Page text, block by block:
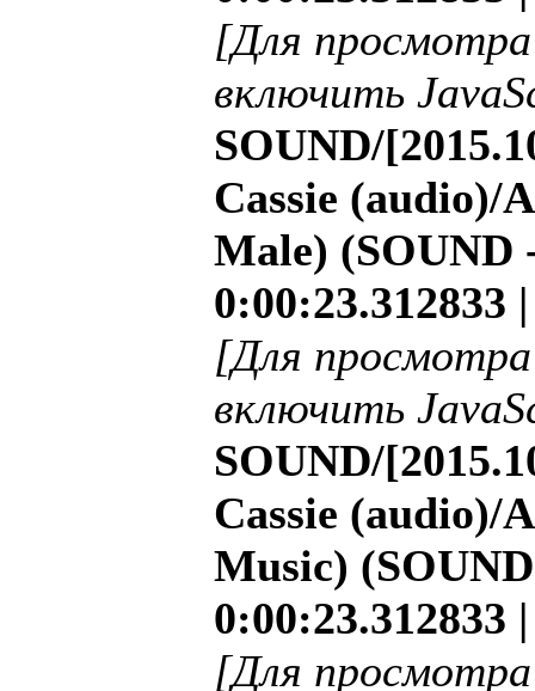
[Для
включить
SOUND/
Cassie (audio)/
Male) (SOUND
0:00:23.312833
[Для
включить
SOUND/
Cassie (audio)/
Music)
0:00:23.312833
[Для